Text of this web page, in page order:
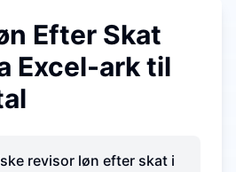
Efter Skat
Excel-ark til
revisor løn efter skat i